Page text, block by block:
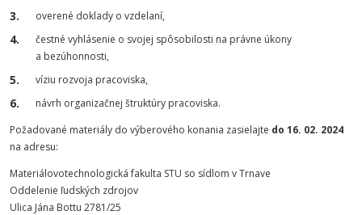
overené doklady o vzdelaní,
čestné vyhlásenie o svojej spôsobilosti na právne úkony
a bezúhonnosti,
víziu rozvoja pracoviska,
návrh organizačnej štruktúry pracoviska.
Požadované materiály do výberového konania zasielajte do 16. 02. 2024
na adresu:
Materiálovotechnologická fakulta STU so sídlom v Trnave
Oddelenie ľudských zdrojov
Ulica Jána Bottu 2781/25